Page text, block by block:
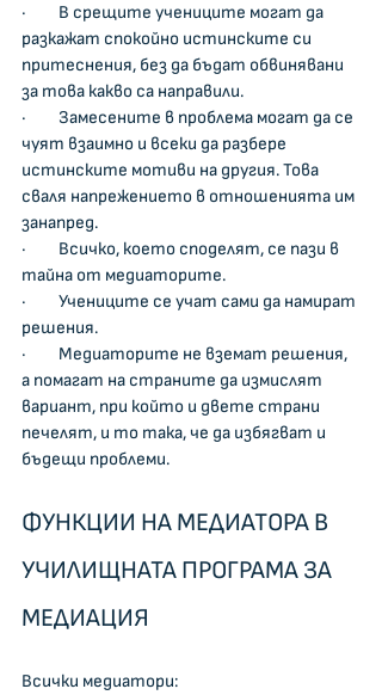
·         В срещите учениците могат да
разкажат спокойно истинските си
притеснения, без да бъдат обвинявани
за това какво са направили.
·         Замесените в проблема могат да се
чуят взаимно и всеки да разбере
истинските мотиви на другия. Това
сваля напрежението в отношенията им
занапред.
·         Всичко, което споделят, се пази в
тайна от медиаторите.
·         Учениците се учат сами да намират
решения.
·         Медиаторите не вземат решения,
а помагат на страните да измислят
вариант, при който и двете страни
печелят, и то така, че да избягват и
бъдещи проблеми.
ФУНКЦИИ НА МЕДИАТОРА В
УЧИЛИЩНАТА ПРОГРАМА ЗА
МЕДИАЦИЯ
Всички медиатори: